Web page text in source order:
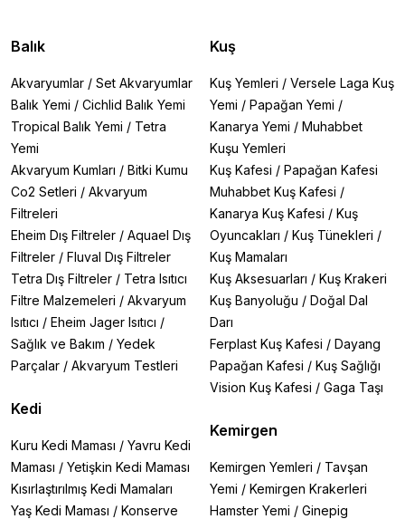
Balık
Akvaryumlar / Set Akvaryumlar
Balık Yemi / Cichlid Balık Yemi
Tropical Balık Yemi / Tetra
Yemi
Akvaryum Kumları / Bitki Kumu
Co2 Setleri / Akvaryum
Filtreleri
Eheim Dış Filtreler / Aquael Dış
Filtreler / Fluval Dış Filtreler
Tetra Dış Filtreler / Tetra Isıtıcı
Filtre Malzemeleri / Akvaryum
Isıtıcı / Eheim Jager Isıtıcı /
Sağlık ve Bakım / Yedek
Parçalar / Akvaryum Testleri
Kedi
Kuru Kedi Maması / Yavru Kedi
Maması / Yetişkin Kedi Maması
Kısırlaştırılmış Kedi Mamaları
Yaş Kedi Maması / Konserve
Kuş
Kuş Yemleri / Versele Laga Kuş
Yemi / Papağan Yemi /
Kanarya Yemi / Muhabbet
Kuşu Yemleri
Kuş Kafesi / Papağan Kafesi
Muhabbet Kuş Kafesi /
Kanarya Kuş Kafesi / Kuş
Oyuncakları / Kuş Tünekleri /
Kuş Mamaları
Kuş Aksesuarları / Kuş Krakeri
Kuş Banyoluğu / Doğal Dal
Darı
Ferplast Kuş Kafesi / Dayang
Papağan Kafesi / Kuş Sağlığı
Vision Kuş Kafesi / Gaga Taşı
Kemirgen
Kemirgen Yemleri / Tavşan
Yemi / Kemirgen Krakerleri
Hamster Yemi / Ginepig